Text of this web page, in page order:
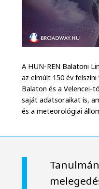
A HUN-REN Balatoni
az elmúlt 150 év
Balaton és a Velencei-
saját adatsoraikat is,
és a meteorológiai